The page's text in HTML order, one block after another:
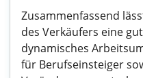
Zusammenfassend
des Verkäufers eine
dynamisches
für Berufseinsteiger